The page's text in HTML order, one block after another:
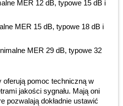
MER 12 dB, typowe 15 dB i
MER 15 dB, typowe 18 dB i
MER 29 dB, typowe 32
oferują pomoc techniczną w
jakości sygnału. Mają oni
pozwalają dokładnie ustawić